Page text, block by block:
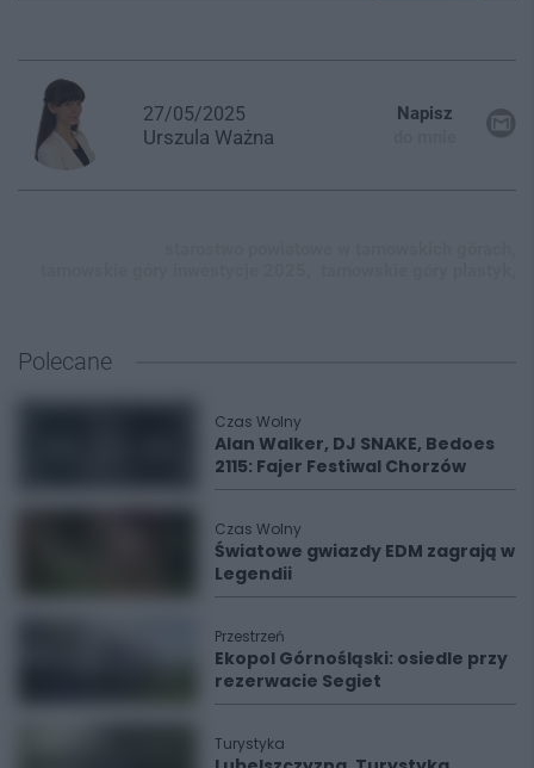
27/05/2025
Urszula Ważna
Napisz
Polecane
Czas Wolny
Alan Walker, DJ SNAKE, Bedoes
2115: Fajer Festiwal Chorzów
Czas Wolny
Światowe gwiazdy EDM zagrają w
Legendii
Przestrzeń
Ekopol Górnośląski: osiedle przy
rezerwacie Segiet
Turystyka